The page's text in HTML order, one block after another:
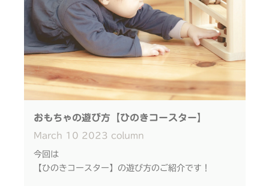
音を立てながら動くから、
お子さま自身が遊んでも
親御さんが走らせてあげても
楽しめるおもちゃです
長さの異なる列車２つと、
木球1つがセットに。
「追いかけっこをしてみよう♪」
「何秒で降りてくるかな？
あ数えてみよう！」
おもちゃの遊び方【ひのきコースター】
March 10 2023 column
今回は
【ひのきコースター】の遊び方のご紹介です！